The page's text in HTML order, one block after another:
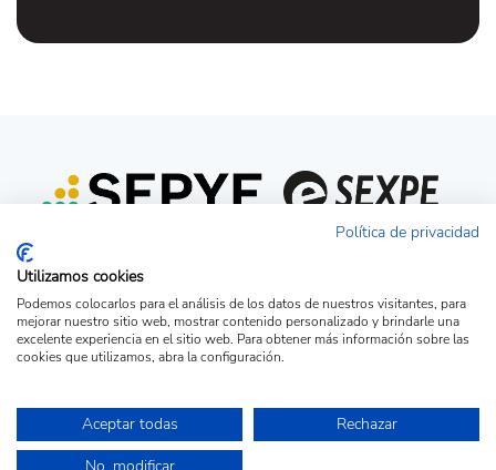
Acceso candidato Acceso empresa
© Copyright 2026 - Portal de la Fundación Universidad-Sociedad de la UEx.
Política de privacidad
Utilizamos cookies
Podemos colocarlos para el análisis de los datos de nuestros visitantes, para
mejorar nuestro sitio web, mostrar contenido personalizado y brindarle una
excelente experiencia en el sitio web. Para obtener más información sobre las
cookies que utilizamos, abra la configuración.
Aceptar todas
Rechazar